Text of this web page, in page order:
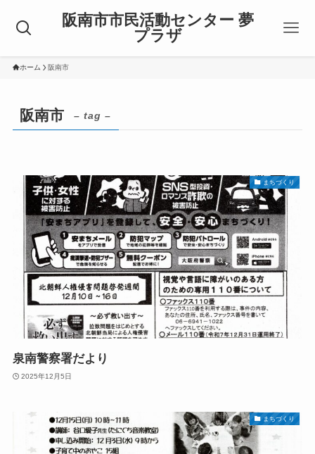
阪南市市民活動センター 夢
プラザ
ホーム 阪南市
阪南市 – tag –
まちづくり
泉南警察署だより
2025年12月5日
まちづくり